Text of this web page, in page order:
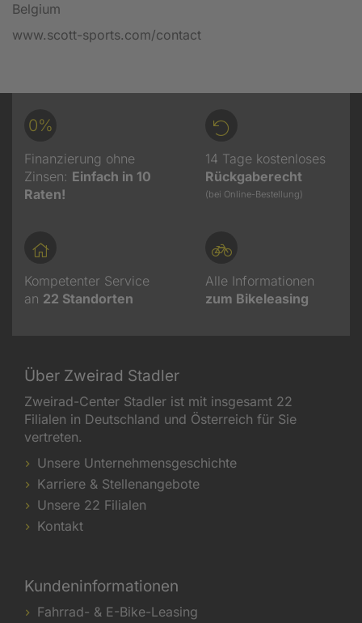
Belgium
www.scott-sports.com/contact
0%
Finanzierung ohne
Zinsen: Einfach in 10
Raten!
14 Tage kostenloses
Rückgaberecht
(bei Online-Bestellung)
Kompetenter Service
an 22 Standorten
Alle Informationen
zum Bikeleasing
Über Zweirad Stadler
Zweirad-Center Stadler ist mit insgesamt 22
Filialen in Deutschland und Österreich für Sie
vertreten.
Unsere Unternehmensgeschichte
Karriere & Stellenangebote
Unsere 22 Filialen
Kontakt
Kundeninformationen
Fahrrad- & E-Bike-Leasing